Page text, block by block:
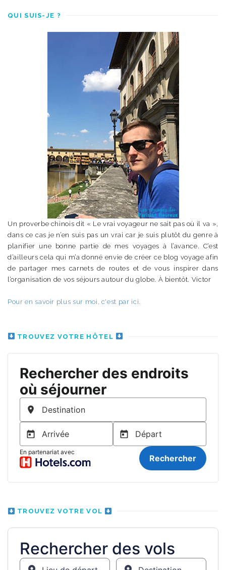
QUI SUIS-JE ?
Un proverbe chinois dit « Le vrai voyageur ne sait pas où il va »,
dans ce cas je n’en suis pas un vrai car je suis plutôt du genre à
planifier une bonne partie de mes voyages à l’avance. C’est
d’ailleurs cela qui m’a donné envie de créer ce blog voyage afin
de partager mes carnets de routes et de vous inspirer dans
l’organisation de vos séjours autour du globe. À bientôt. Victor
Pour en savoir plus sur moi, c'est par ici.
TROUVEZ VOTRE HÔTEL
TROUVEZ VOTRE VOL